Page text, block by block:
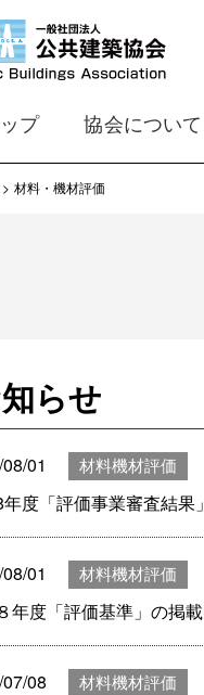
ップ 協会について
材料・機材評価
らせ
01 材料機材評価
度「評価事業審査結果
01 材料機材評価
年度「評価基準」の掲
08 材料機材評価